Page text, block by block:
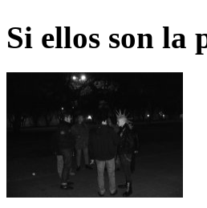
Si ellos son la